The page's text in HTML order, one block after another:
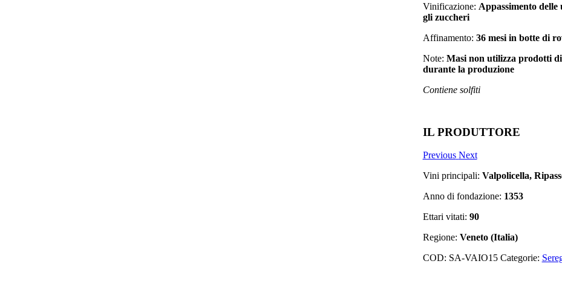
Vinificazione: Appassimento
gli zuccheri
Affinamento: 36 mesi in botte di
Note: Masi non utilizza prodotti
durante la produzione
Contiene solfiti
IL PRODUTTORE
Previous Next
Vini principali: Valpolicella,
Anno di fondazione: 1353
Ettari vitati: 90
Regione: Veneto (Italia)
COD: SA-VAIO15 Categorie: